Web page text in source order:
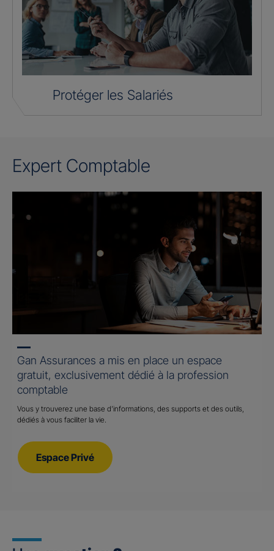
Protéger les Salariés
Expert Comptable
Gan Assurances a mis en place un espace
gratuit, exclusivement dédié à la profession
comptable
Vous y trouverez une base d’informations, des supports et des outils,
dédiés à vous faciliter la vie.
Espace Privé